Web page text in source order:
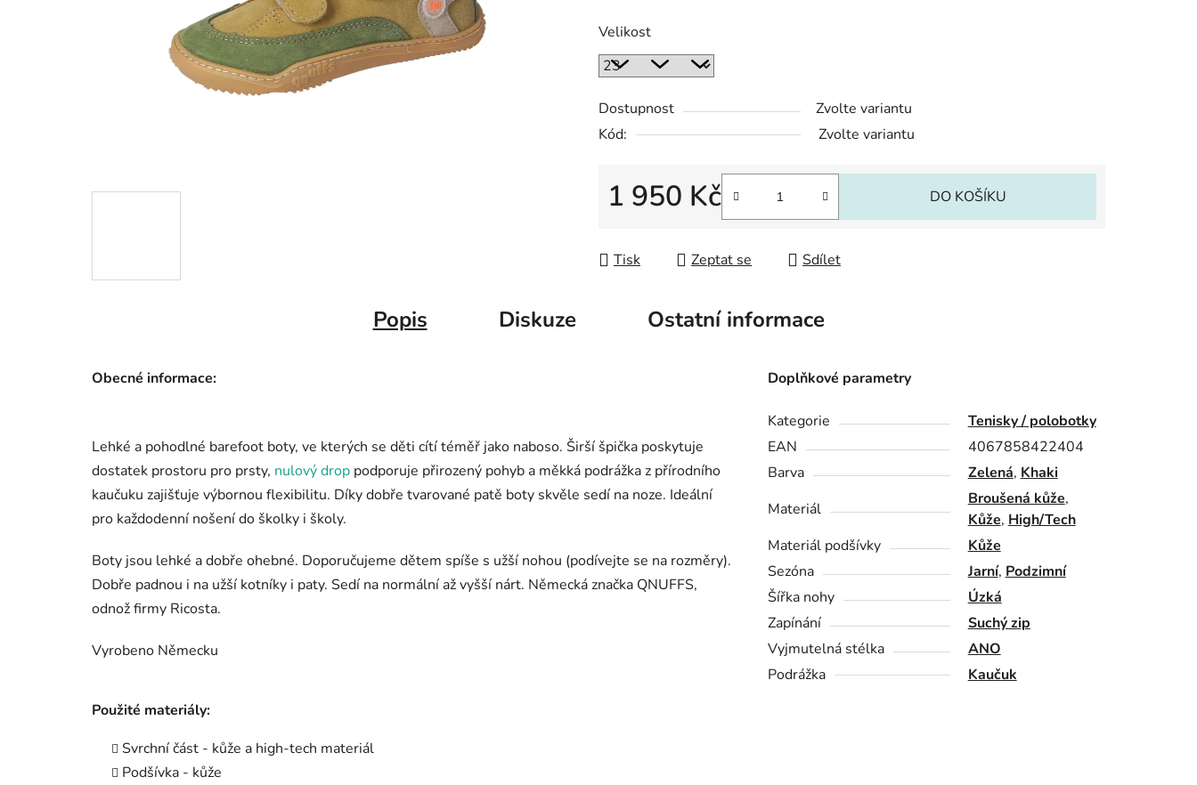
Velikost
Dostupnost
Zvolte variantu
Kód:
Zvolte variantu
1 950 Kč DO KOŠÍKU
Tisk Zeptat se Sdílet
Popis Diskuze Ostatní informace
Obecné informace:
Lehké a pohodlné barefoot boty, ve kterých se děti cítí téměř jako naboso. Širší špička poskytuje
dostatek prostoru pro prsty, nulový drop podporuje přirozený pohyb a měkká podrážka z přírodního
kaučuku zajišťuje výbornou flexibilitu. Díky dobře tvarované patě boty skvěle sedí na noze. Ideální
pro každodenní nošení do školky i školy.
Boty jsou lehké a dobře ohebné. Doporučujeme dětem spíše s užší nohou (podívejte se na rozměry).
Dobře padnou i na užší kotníky i paty. Sedí na normální až vyšší nárt. Německá značka QNUFFS,
odnož firmy Ricosta.
Vyrobeno Německu
Použité materiály:
Svrchní část - kůže a high-tech materiál
Podšívka - kůže
Doplňkové parametry
Kategorie
Tenisky / polobotky
EAN
4067858422404
Barva
Zelená, Khaki
Materiál
Broušená kůže,
Kůže, High/Tech
Materiál podšívky
Kůže
Sezóna
Jarní, Podzimní
Šířka nohy
Úzká
Zapínání
Suchý zip
Vyjmutelná stélka
ANO
Podrážka
Kaučuk